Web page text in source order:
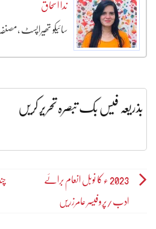
ندا اسحاق
سائیکو تھیراپسٹ ،مصنفہ
بذریعہ فیس بک تبصرہ تحریر کریں
Post
navigation
2023 ء کا نوبل انعام برائے
ادب/پروفیسر عامرزریں